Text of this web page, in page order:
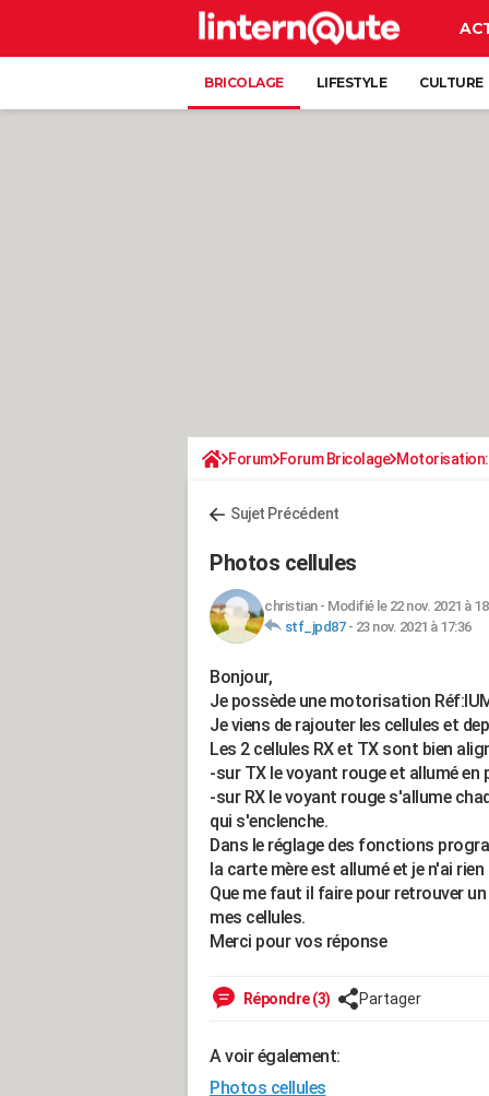
BRICOLAGE LIFESTYLE CULTURE
Forum Forum Bricolage
Sujet Précédent
Photos cellules
christian- Modifié le 22 nov. 2021 à
stf_jpd87- 23 nov. 2021 à 17:36
Bonjour,
Je possède une motorisation
Je viens de rajouter les cellules et
Les 2 cellules RX et TX sont bien
-sur TX le voyant rouge et allumé en
-sur RX le voyant rouge s'allume
qui s'enclenche.
Dans le réglage des fonctions
la carte mère est allumé et je n'ai
Que me faut il faire pour retrouver
mes cellules.
Merci pour vos réponse
Répondre (3) Partager
A voir également:
Photos cellules